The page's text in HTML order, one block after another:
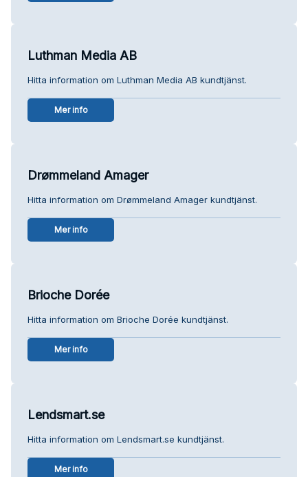
Luthman Media AB
Hitta information om Luthman Media AB kundtjänst.
Mer info
Drømmeland Amager
Hitta information om Drømmeland Amager kundtjänst.
Mer info
Brioche Dorée
Hitta information om Brioche Dorée kundtjänst.
Mer info
Lendsmart.se
Hitta information om Lendsmart.se kundtjänst.
Mer info